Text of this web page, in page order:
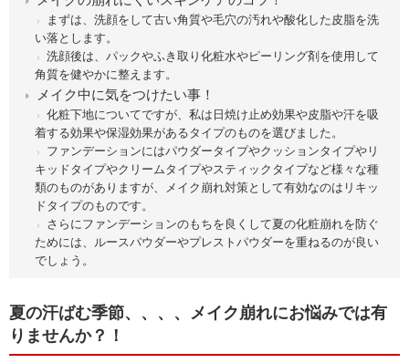
まずは、洗顔をして古い角質や毛穴の汚れや酸化した皮脂を洗
い落とします。
洗顔後は、パックやふき取り化粧水やピーリング剤を使用して
角質を健やかに整えます。
メイク中に気をつけたい事！
化粧下地についてですが、私は日焼け止め効果や皮脂や汗を吸
着する効果や保湿効果があるタイプのものを選びました。
ファンデーションにはパウダータイプやクッションタイプやリ
キッドタイプやクリームタイプやスティックタイプなど様々な種
類のものがありますが、メイク崩れ対策として有効なのはリキッ
ドタイプのものです。
さらにファンデーションのもちを良くして夏の化粧崩れを防ぐ
ためには、ルースパウダーやプレストパウダーを重ねるのが良い
でしょう。
夏の汗ばむ季節、、、、メイク崩れにお悩みでは有
りませんか？！